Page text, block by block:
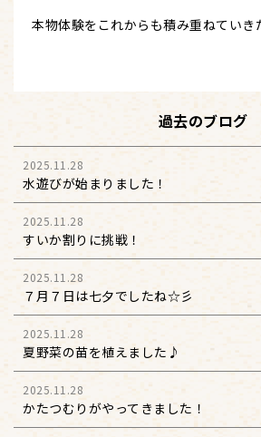
本物体験をこれからも積み重ねてい
過去のブログ
2025.11.28
水遊びが始まりました！
2025.11.28
すいか割りに挑戦！
2025.11.28
７月７日は七夕でしたね☆彡
2025.11.28
夏野菜の苗を植えました♪
2025.11.28
かたつむりがやってきました！